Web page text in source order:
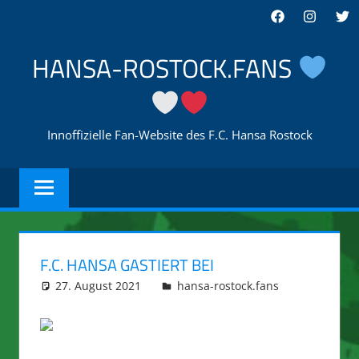
springen
Facebook
HANSA-ROSTOCK.FANS
Innoffizielle Fan-Website des F.C. Hansa Rostock
F.C. HANSA GASTIERT BEI
27. August 2021 integromat
hansa-rostock.fans